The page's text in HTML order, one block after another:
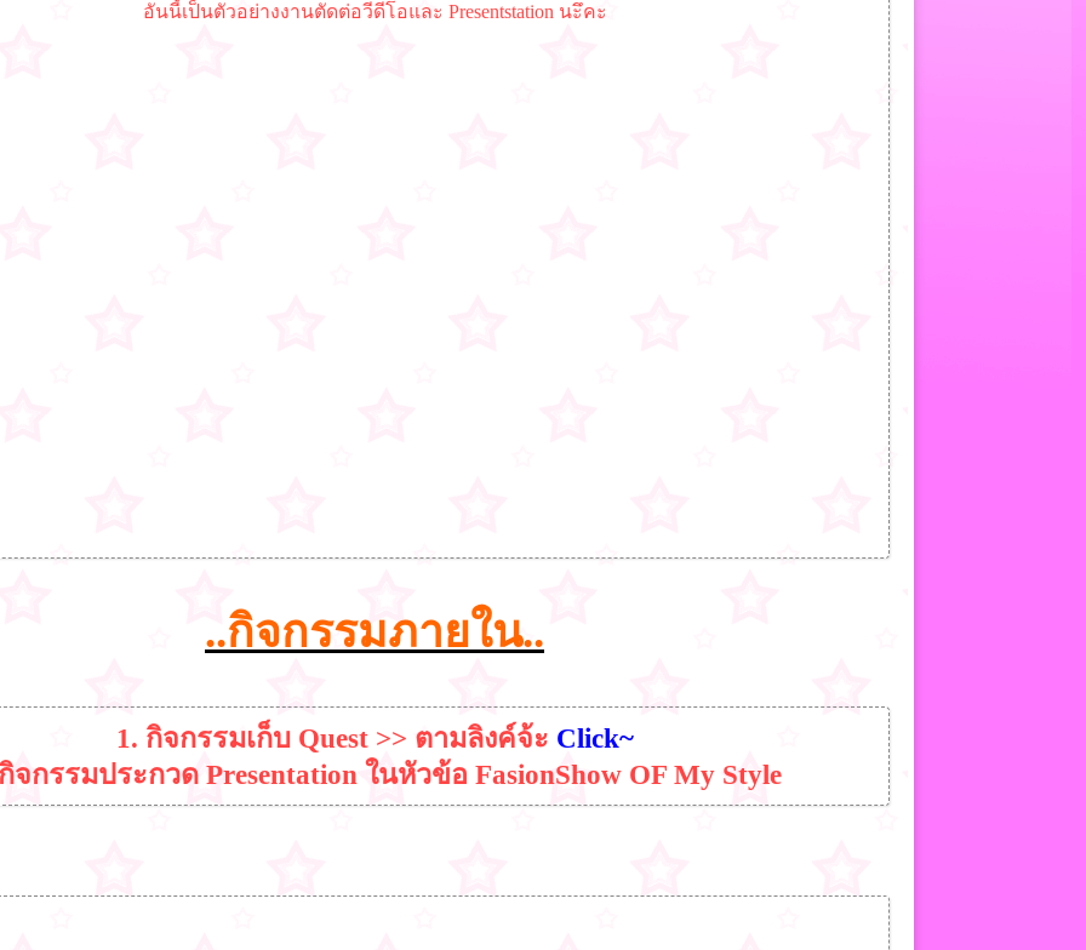
อันนี้เป็นตัวอย่างงานตัดต่อวีดีโอและ Presentstation นะึคะ
..กิจกรรมภายใน..
1. กิจกรรมเก็บ Quest >> ตามลิงค์จ้ะ Click~
จกรรมประกวด Presentation ในหัวข้อ FasionShow OF My Style